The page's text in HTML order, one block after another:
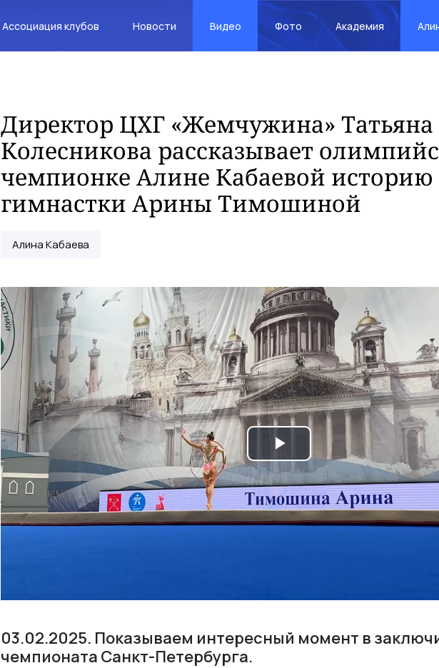
Ассоциация клубов Новости Видео Фото Академия
Директор ЦХГ «Жемчужина» Татьяна
Колесникова рассказывает
чемпионке Алине Кабаевой историю
гимнастки Арины Тимошиной
Алина Кабаева
Play
Video
03.02.2025. Показываем интересный момент в
чемпионата Санкт-Петербурга.